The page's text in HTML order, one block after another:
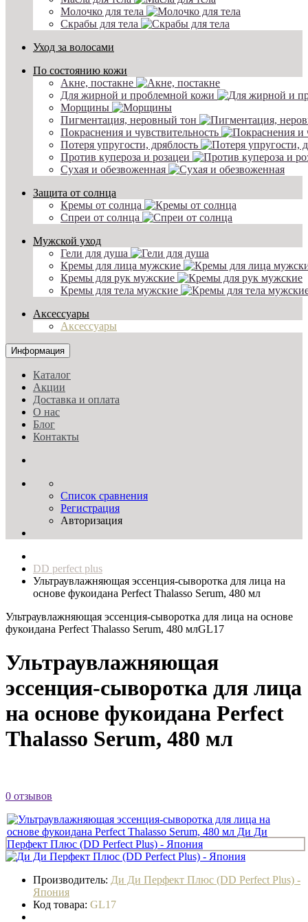
Молочко для тела
Скрабы для тела
Уход за волосами
По состоянию кожи
Акне, постакне
Для жирной и проблемной кожи
Морщины
Пигментация, неровный тон
Покраснения и чувствительность
Потеря упругости, дряблость
Против купероза и розацеи
Сухая и обезвоженная
Защита от солнца
Кремы от солнца
Спреи от солнца
Мужской уход
Гели для душа
Кремы для лица мужские
Кремы для рук мужские
Кремы для тела мужские
Аксессуары
Аксессуары
Информация
Каталог
Акции
Доставка и оплата
О нас
Блог
Контакты
Список сравнения
Регистрация
Авторизация
DD perfect plus
Ультраувлажняющая эссенция‑сыворотка для лица на
основе фукоидана Perfect Thalasso Serum, 480 мл
Ультраувлажняющая эссенция‑сыворотка для лица на основе
фукоидана Perfect Thalasso Serum, 480 млGL17
Ультраувлажняющая
эссенция‑сыворотка для лица
на основе фукоидана Perfect
Thalasso Serum, 480 мл
0 отзывов
Производитель: Ди Ди Перфект Плюс (DD Perfect Plus) -
Япония
Код товара: GL17